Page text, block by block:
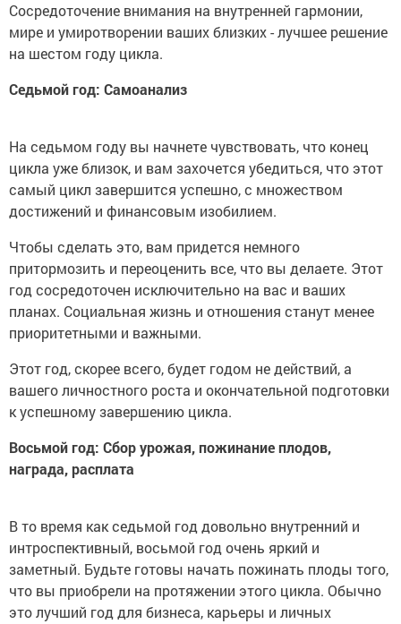
Сосредоточение внимания на внутренней гармонии,
мире и умиротворении ваших близких - лучшее решение
на шестом году цикла.
Седьмой год: Самоанализ
На седьмом году вы начнете чувствовать, что конец
цикла уже близок, и вам захочется убедиться, что этот
самый цикл завершится успешно, с множеством
достижений и финансовым изобилием.
Чтобы сделать это, вам придется немного
притормозить и переоценить все, что вы делаете. Этот
год сосредоточен исключительно на вас и ваших
планах. Социальная жизнь и отношения станут менее
приоритетными и важными.
Этот год, скорее всего, будет годом не действий, а
вашего личностного роста и окончательной подготовки
к успешному завершению цикла.
Восьмой год: Сбор урожая, пожинание плодов,
награда, расплата
В то время как седьмой год довольно внутренний и
интроспективный, восьмой год очень яркий и
заметный. Будьте готовы начать пожинать плоды того,
что вы приобрели на протяжении этого цикла. Обычно
это лучший год для бизнеса, карьеры и личных